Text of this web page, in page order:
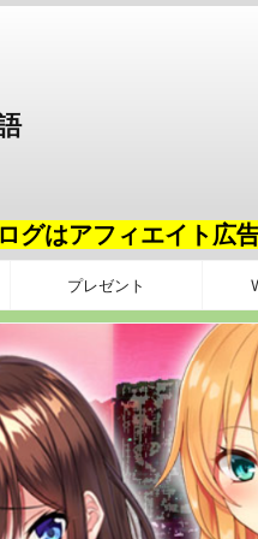
グはアフィエイト広
プレゼント